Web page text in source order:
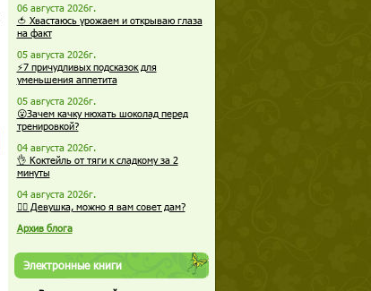
06 августа 2026г.
🍅 Хвастаюсь урожаем и открываю глаза
на факт
05 августа 2026г.
⚡7 причудливых подсказок для
уменьшения аппетита
05 августа 2026г.
😮Зачем качку нюхать шоколад перед
тренировкой?
04 августа 2026г.
👌 Коктейль от тяги к сладкому за 2
минуты
04 августа 2026г.
🏋️‍♀️ Девушка, можно я вам совет дам?
Архив блога
Электронные книги